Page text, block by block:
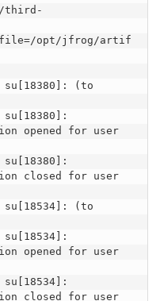
third-
opt/jfrog/artif
su[18380]: (to
su[18380]:
opened for user
su[18380]:
closed for user
su[18534]: (to
su[18534]:
opened for user
su[18534]:
closed for user